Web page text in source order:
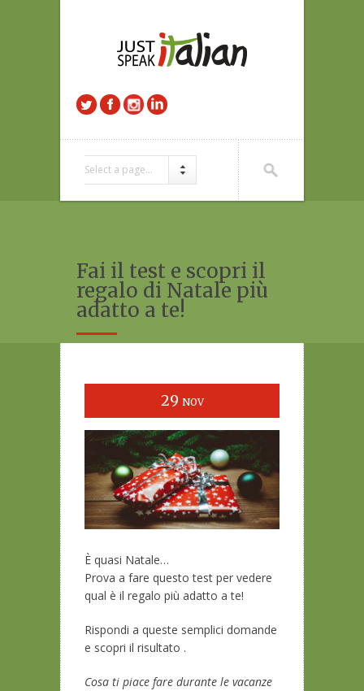
Select a page...
Fai il test e scopri il
regalo di Natale più
adatto a te!
29 NOV
È quasi Natale…
Prova a fare questo test per vedere
qual è il regalo più adatto a te!
Rispondi a queste semplici domande
e scopri il risultato .
Cosa ti piace fare durante le vacanze